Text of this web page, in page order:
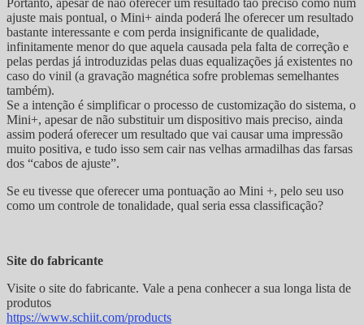
ajuste mais pontual, o Mini+ ainda poderá lhe oferecer um resultado
bastante interessante e com perda insignificante de qualidade,
infinitamente menor do que aquela causada pela falta de correção e
pelas perdas já introduzidas pelas duas equalizações já existentes no
caso do vinil (a gravação magnética sofre problemas semelhantes
também).
Se a intenção é simplificar o processo de customização do sistema, o
Mini+, apesar de não substituir um dispositivo mais preciso, ainda
assim poderá oferecer um resultado que vai causar uma impressão
muito positiva, e tudo isso sem cair nas velhas armadilhas das farsas
dos “cabos de ajuste”.
Se eu tivesse que oferecer uma pontuação ao Mini +, pelo seu uso
como um controle de tonalidade, qual seria essa classificação?
Site do fabricante
Visite o site do fabricante. Vale a pena conhecer a sua longa lista de
produtos
https://www.schiit.com/products